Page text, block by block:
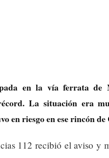
en la vía ferrata de
La situación era
en riesgo en ese rincón
112 recibió el aviso y